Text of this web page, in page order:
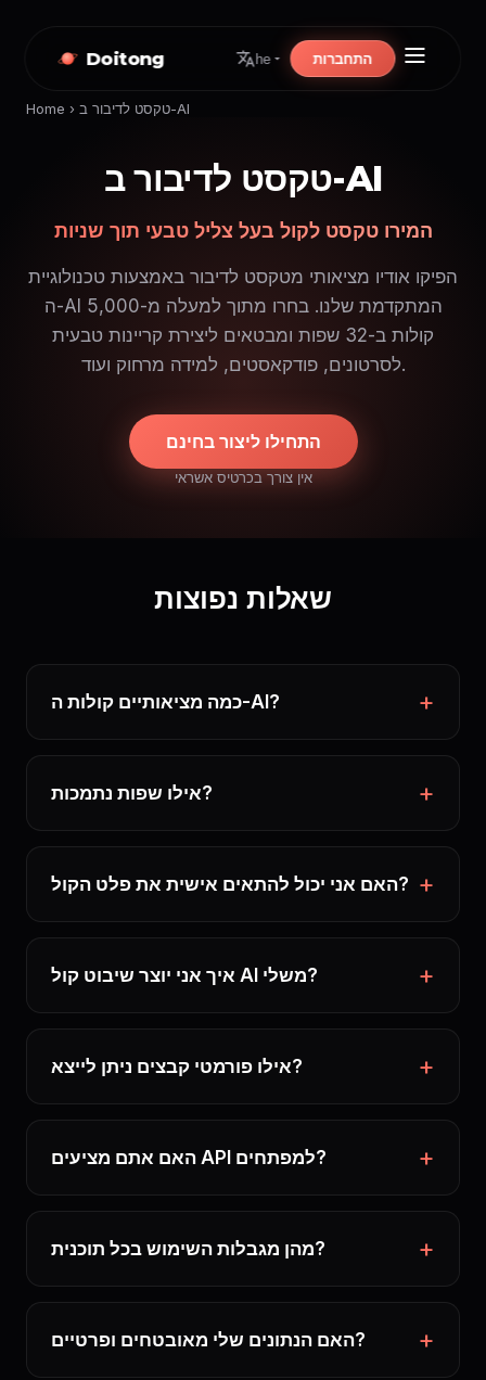
Doitong he התחברות
Home › טקסט לדיבור ב-AI
טקסט לדיבור ב-AI
המירו טקסט לקול בעל צליל טבעי תוך שניות
הפיקו אודיו מציאותי מטקסט לדיבור באמצעות טכנולוגיית
ה-AI המתקדמת שלנו. בחרו מתוך למעלה מ-5,000
קולות ב-32 שפות ומבטאים ליצירת קריינות טבעית
לסרטונים, פודקאסטים, למידה מרחוק ועוד.
התחילו ליצור בחינם
אין צורך בכרטיס אשראי
שאלות נפוצות
כמה מציאותיים קולות ה-AI?
אילו שפות נתמכות?
האם אני יכול להתאים אישית את פלט הקול?
איך אני יוצר שיבוט קול AI משלי?
אילו פורמטי קבצים ניתן לייצא?
האם אתם מציעים API למפתחים?
מהן מגבלות השימוש בכל תוכנית?
האם הנתונים שלי מאובטחים ופרטיים?